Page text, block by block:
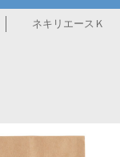
ネキリエースＫ